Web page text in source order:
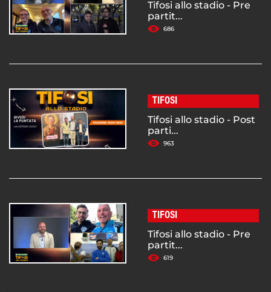
Tifosi allo stadio - Pre
partit...
686
TIFOSI
Tifosi allo stadio - Post
parti...
963
TIFOSI
Tifosi allo stadio - Pre
partit...
619